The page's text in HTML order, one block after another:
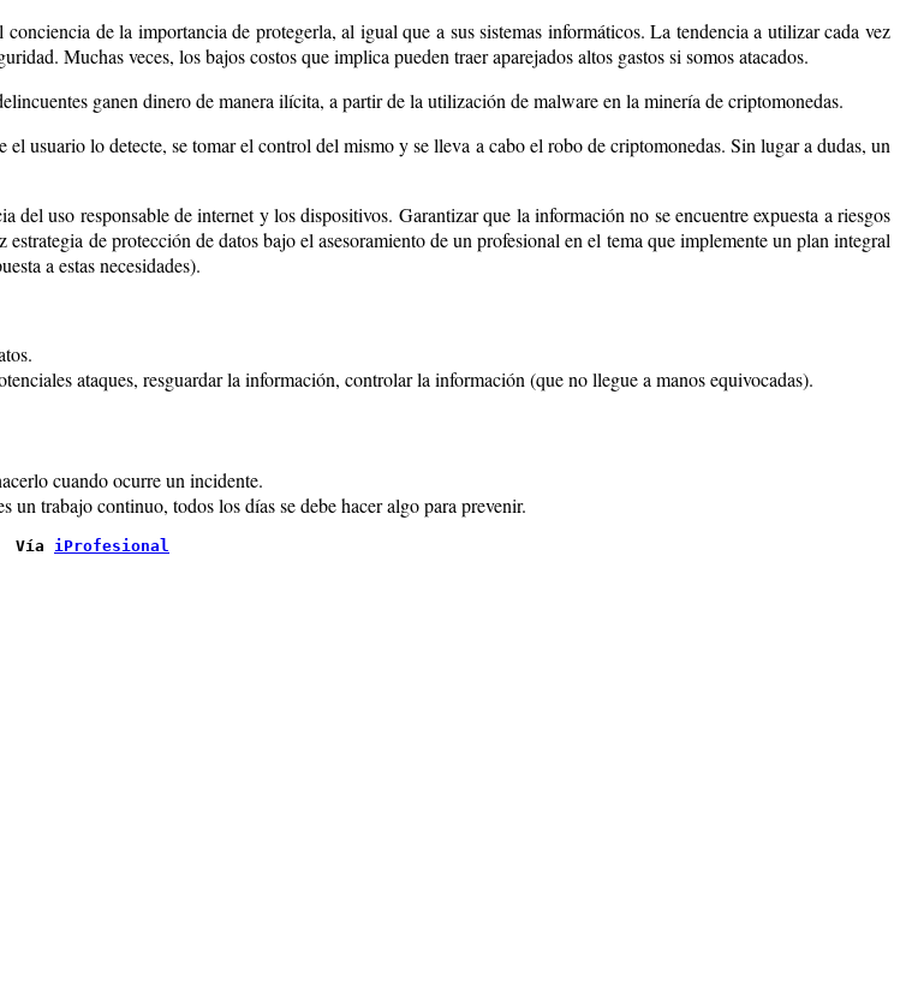
de la importancia de protegerla, al igual que a sus sistemas informáticos. La tendencia a utilizar cada vez
Muchas veces, los bajos costos que implica pueden traer aparejados altos gastos si somos atacados.
ganen dinero de manera ilícita, a partir de la utilización de malware en la minería de criptomonedas.
usuario lo detecte, se tomar el control del mismo y se lleva a cabo el robo de criptomonedas. Sin lugar a dudas, un
uso responsable de internet y los dispositivos. Garantizar que la información no se encuentre expuesta a riesgos
de protección de datos bajo el asesoramiento de un profesional en el tema que implemente un plan integral
a estas necesidades).
ataques, resguardar la información, controlar la información (que no llegue a manos equivocadas).
cuando ocurre un incidente.
trabajo continuo, todos los días se debe hacer algo para prevenir.
Vía iProfesional